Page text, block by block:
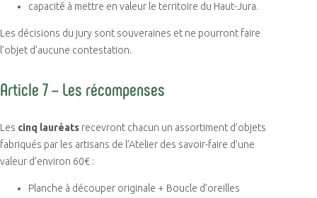
capacité à mettre en valeur le territoire du Haut-Jura.
Les décisions du jury sont souveraines et ne pourront faire
l’objet d’aucune contestation.
Article 7 – Les récompenses
Les cinq lauréats recevront chacun un assortiment d’objets
fabriqués par les artisans de l’Atelier des savoir-faire d’une
valeur d’environ 60€ :
Planche à découper originale + Boucle d’oreilles